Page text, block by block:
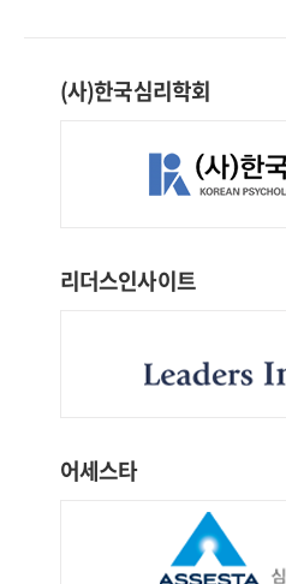
(사)한국심리학회
리더스인사이트
어세스타